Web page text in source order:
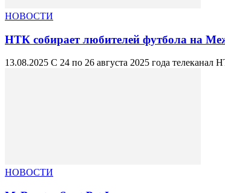
НОВОСТИ
НТК собирает любителей футбола на
13.08.2025 С 24 по 26 августа 2025 года
НОВОСТИ